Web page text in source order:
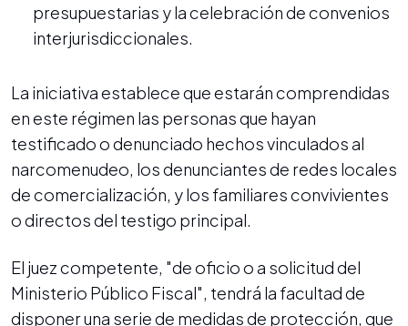
presupuestarias y la celebración de convenios
interjurisdiccionales.
La iniciativa establece que estarán comprendidas
en este régimen las personas que hayan
testificado o denunciado hechos vinculados al
narcomenudeo, los denunciantes de redes locales
de comercialización, y los familiares convivientes
o directos del testigo principal.
El juez competente, "de oficio o a solicitud del
Ministerio Público Fiscal", tendrá la facultad de
disponer una serie de medidas de protección, que